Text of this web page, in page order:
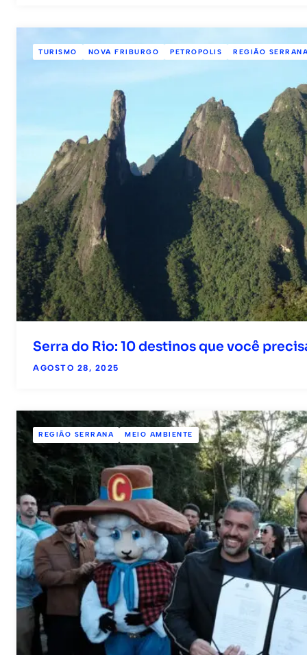
TURISMO NOVA FRIBURGO PETROPOLIS REGIÃO
Serra do Rio: 10 destinos que você
AGOSTO 28, 2025
REGIÃO SERRANA MEIO AMBIENTE